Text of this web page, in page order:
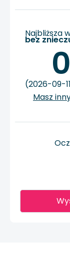
Najbliższa
bez
0
(2026-09-
Masz